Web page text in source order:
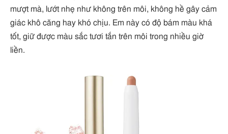
mượt mà, lướt nhẹ như không trên môi, không hề gây cảm
giác khô căng hay khó chịu. Em này có độ bám màu khá
tốt, giữ được màu sắc tươi tắn trên môi trong nhiều giờ
liền.